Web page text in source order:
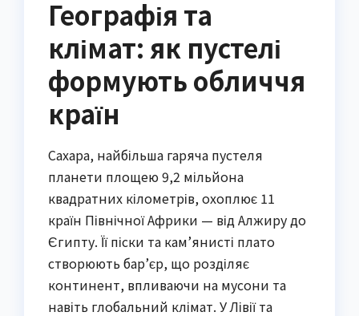
Географія та
клімат: як пустелі
формують обличчя
країн
Сахара, найбільша гаряча пустеля
планети площею 9,2 мільйона
квадратних кілометрів, охоплює 11
країн Північної Африки — від Алжиру до
Єгипту. Її піски та кам’янисті плато
створюють бар’єр, що розділяє
континент, впливаючи на мусони та
навіть глобальний клімат. У Лівії та